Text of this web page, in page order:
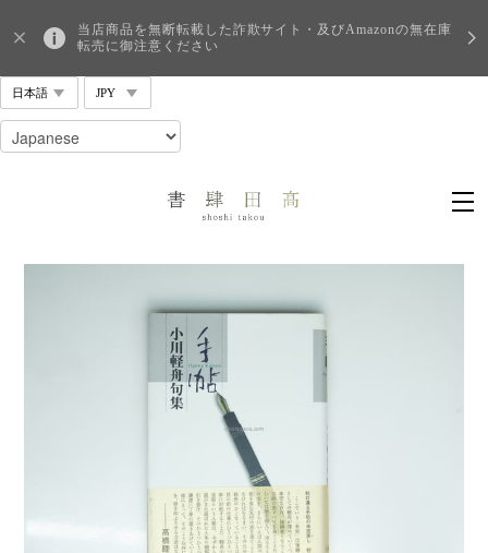
当店商品を無断転載した詐欺サイト・及びAmazonの無在庫
転売に御注意ください